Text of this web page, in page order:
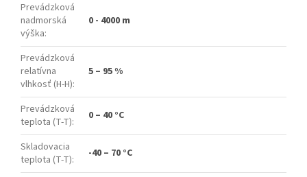
Prevádzková
nadmorská
výška:
0 - 4000 m
Prevádzková
relatívna
vlhkosť (H-H):
5 – 95 %
Prevádzková
teplota (T-T): 0 – 40 °C
Skladovacia
teplota (T-T): -40 – 70 °C